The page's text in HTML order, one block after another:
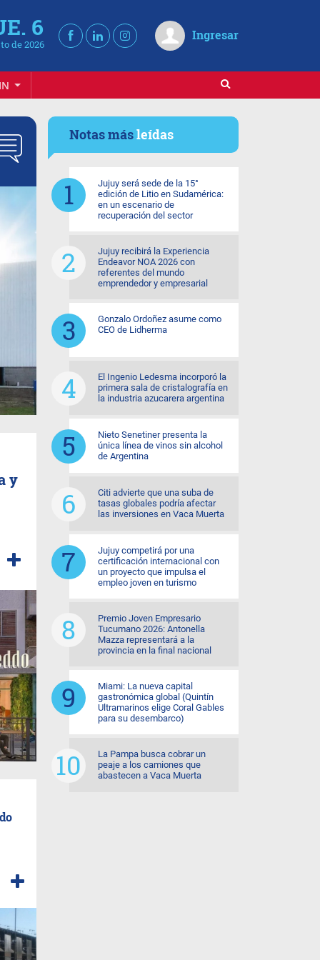
6
de 2026
Ingresar
y
Notas másleídas
Jujuy será sede de la 15°
edición de Litio en Sudamérica:
en un escenario de
recuperación del sector
Jujuy recibirá la Experiencia
Endeavor NOA 2026 con
referentes del mundo
emprendedor y empresarial
Gonzalo Ordoñez asume como
CEO de Lidherma
El Ingenio Ledesma incorporó la
primera sala de cristalografía en
la industria azucarera argentina
Nieto Senetiner presenta la
única línea de vinos sin alcohol
de Argentina
Citi advierte que una suba de
tasas globales podría afectar
las inversiones en Vaca Muerta
Jujuy competirá por una
certificación internacional con
un proyecto que impulsa el
empleo joven en turismo
Premio Joven Empresario
Tucumano 2026: Antonella
Mazza representará a la
provincia en la final nacional
Miami: La nueva capital
gastronómica global (Quintín
Ultramarinos elige Coral Gables
para su desembarco)
La Pampa busca cobrar un
peaje a los camiones que
abastecen a Vaca Muerta